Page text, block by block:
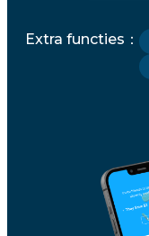
Extra functies ：